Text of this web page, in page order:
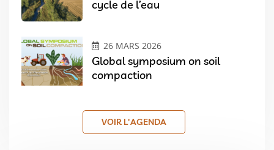
cycle de l’eau
26 MARS 2026
Global symposium on soil
compaction
VOIR L'AGENDA